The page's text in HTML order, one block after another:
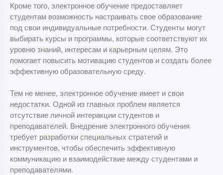
Кроме того, электронное обучение предоставляет
студентам возможность настраивать свое образование
под свои индивидуальные потребности. Студенты могут
выбирать курсы и программы, которые соответствуют их
уровню знаний, интересам и карьерным целям. Это
помогает повысить мотивацию студентов и создать более
эффективную образовательную среду.
Тем не менее, электронное обучение имеет и свои
недостатки. Одной из главных проблем является
отсутствие личной интеракции студентов и
преподавателей. Внедрение электронного обучения
требует разработки специальных стратегий и
инструментов, чтобы обеспечить эффективную
коммуникацию и взаимодействие между студентами и
преподавателями.